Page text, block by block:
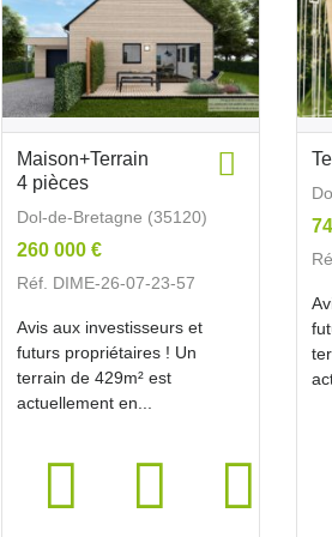
Maison+Terrain
4 pièces
Dol-de-Bretagne (35120)
260 000 €
Réf. DIME-26-07-23-57
Avis aux investisseurs et
futurs propriétaires ! Un
terrain de 429m² est
actuellement en...